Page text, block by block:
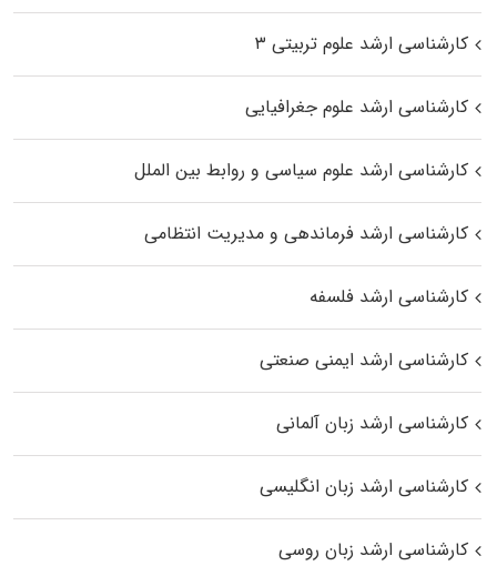
کارشناسی ارشد علوم تربیتی ۳
کارشناسی ارشد علوم جغرافیایی
کارشناسی ارشد علوم سیاسی و روابط بین الملل
کارشناسی ارشد فرماندهی و مدیریت انتظامی
کارشناسی ارشد فلسفه
کارشناسی ارشد ایمنی صنعتی
کارشناسی ارشد زبان آلمانی
کارشناسی ارشد زبان انگلیسی
کارشناسی ارشد زبان روسی